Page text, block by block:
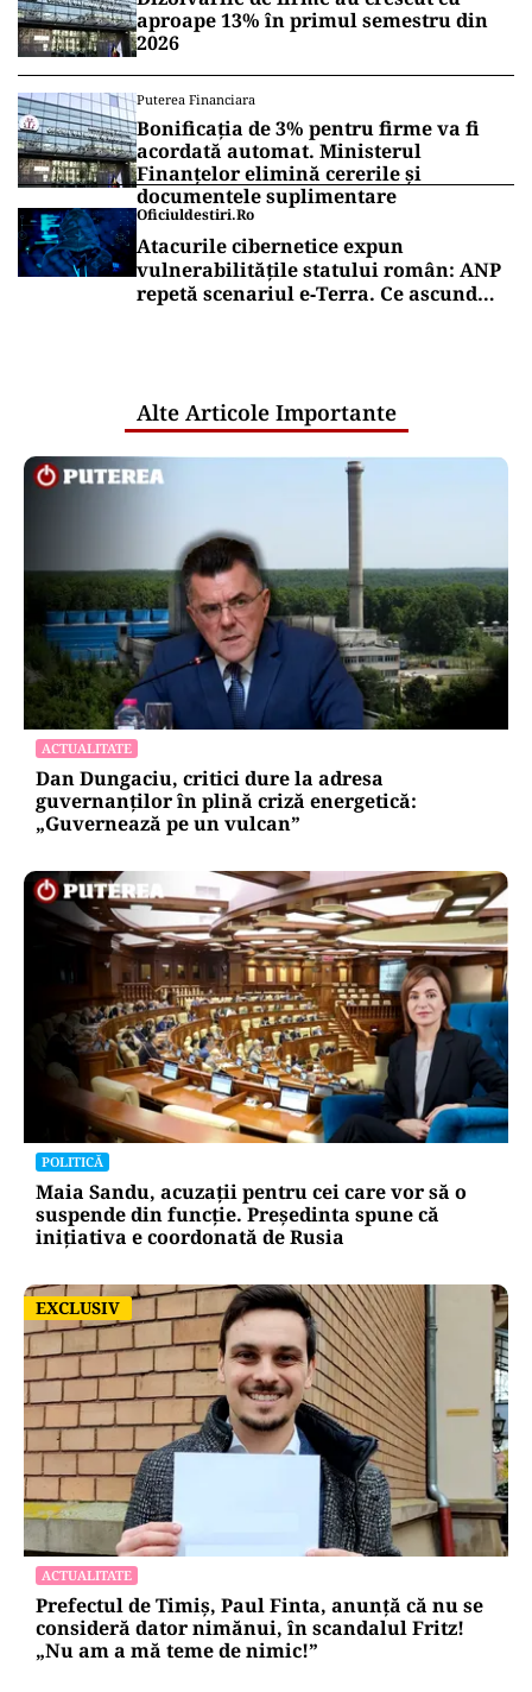
aproape 13% în primul semestru din
2026
Puterea Financiara
Bonificația de 3% pentru firme va fi
acordată automat. Ministerul
Finanțelor elimină cererile și
documentele suplimentare
Oficiuldestiri.ro
Atacurile cibernetice expun
vulnerabilitățile statului român: ANP
repetă scenariul e‑Terra. Ce ascund
Alte Articole Importante
ACTUALITATE
Dan Dungaciu, critici dure la adresa
guvernanților în plină criză energetică:
„Guvernează pe un vulcan”
POLITICĂ
Maia Sandu, acuzații pentru cei care vor să o
suspende din funcție. Președinta spune că
inițiativa e coordonată de Rusia
EXCLUSIV
EXCLUSIV
ACTUALITATE
Prefectul de Timiș, Paul Finta, anunță că nu se
consideră dator nimănui, în scandalul Fritz!
„Nu am a mă teme de nimic!”